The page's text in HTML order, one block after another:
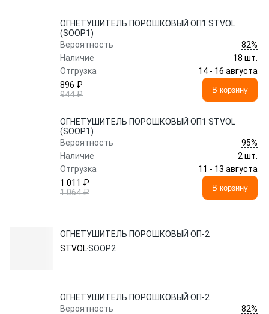
ОГНЕТУШИТЕЛЬ ПОРОШКОВЫЙ ОП1 STVOL
(SOOP1)
Вероятность
82%
Наличие
18 шт.
Отгрузка
14 - 16 августа
896 ₽
944 ₽
В корзину
ОГНЕТУШИТЕЛЬ ПОРОШКОВЫЙ ОП1 STVOL
(SOOP1)
Вероятность
95%
Наличие
2 шт.
Отгрузка
11 - 13 августа
1 011 ₽
1 064 ₽
В корзину
ОГНЕТУШИТЕЛЬ ПОРОШКОВЫЙ ОП-2
STVOLSOOP2
ОГНЕТУШИТЕЛЬ ПОРОШКОВЫЙ ОП-2
Вероятность
82%